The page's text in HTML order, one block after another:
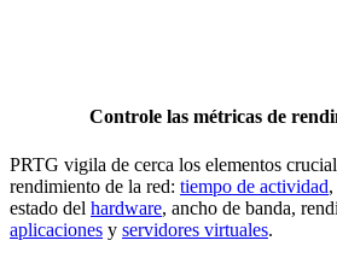
Controle las métricas de
PRTG vigila de cerca los elementos
rendimiento de la red: tiempo de actividad,
estado del hardware, ancho de banda,
aplicaciones y servidores virtuales.